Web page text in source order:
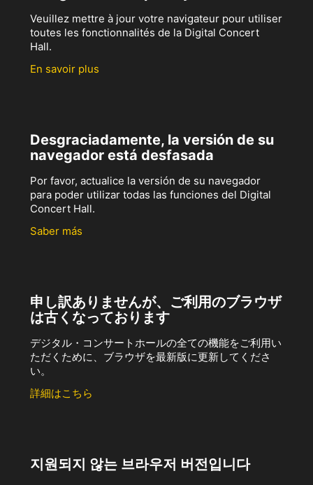
Veuillez mettre à jour votre navigateur pour utiliser
toutes les fonctionnalités de la Digital Concert
Hall.
En savoir plus
Desgraciadamente, la versión de su
navegador está desfasada
Por favor, actualice la versión de su navegador
para poder utilizar todas las funciones del Digital
Concert Hall.
Saber más
申し訳ありませんが、ご利用のブラウザ
は古くなっております
デジタル・コンサートホールの全ての機能をご利用い
ただくために、ブラウザを最新版に更新してくださ
い。
詳細はこちら
지원되지 않는 브라우저 버전입니다